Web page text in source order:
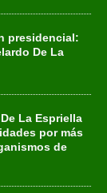
presidencial:
De La
La Espriella
por más
de